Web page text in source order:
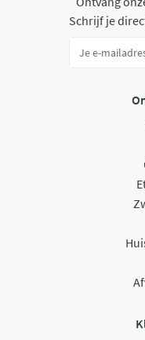
Schrijf je